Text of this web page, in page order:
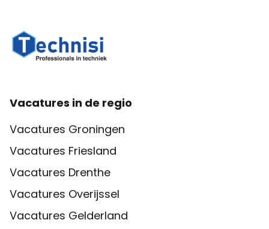
Vacatures in de regio
Vacatures Groningen
Vacatures Friesland
Vacatures Drenthe
Vacatures Overijssel
Vacatures Gelderland